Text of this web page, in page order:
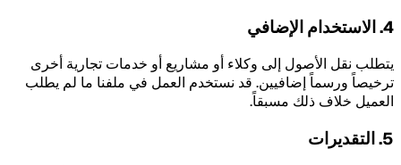
4. الاستخدام الإضافي
يتطلب نقل الأصول إلى وكلاء أو مشاريع أو خدمات تجارية أخرى
ترخيصاً ورسماً إضافيين. قد نستخدم العمل في ملفنا ما لم يطلب
العميل خلاف ذلك مسبقاً.
5. التقديرات